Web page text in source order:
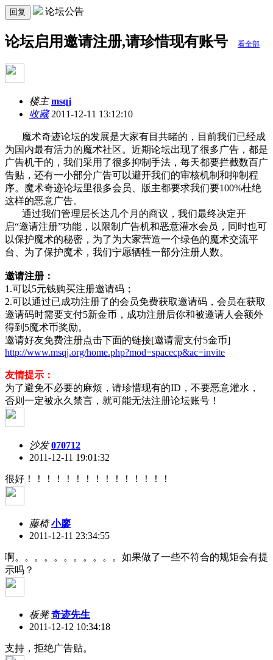
回复 论坛公告
论坛启用邀请注册,请珍惜现有账号 看全部
楼主 msqj
收藏2011-12-11 13:12:10
魔术奇迹论坛的发展是大家有目共睹的，目前我们已经成
为国内最有活力的魔术社区。近期论坛出现了很多广告，都是
广告机干的，我们采用了很多抑制手法，每天都要拦截数百广
告贴，还有一小部分广告可以避开我们的审核机制和抑制程
序。魔术奇迹论坛里很多会员、版主都要求我们要100%杜绝
这样的恶意广告。
通过我们管理层长达几个月的商议，我们最终决定开
启“邀请注册”功能，以限制广告机和恶意灌水会员，同时也可
以保护魔术的秘密，为了为大家营造一个绿色的魔术交流平
台、为了保护魔术，我们宁愿牺牲一部分注册人数。
邀请注册：
1.可以5元钱购买注册邀请码；
2.可以通过已成功注册了的会员免费获取邀请码，会员在获取
邀请码时需要支付5新金币，成功注册后你和被邀请人会额外
得到5魔术币奖励。
邀请好友免费注册点击下面的链接[邀请需支付5金币]
http://www.msqj.org/home.php?mod=spacecp&ac=invite
友情提示：
为了避免不必要的麻烦，请珍惜现有的ID，不要恶意灌水，
否则一定被永久禁言，就可能无法注册论坛账号！
沙发 070712
2011-12-11 19:01:32
很好！！！！！！！！！！！！！！！
藤椅 小廖
2011-12-11 23:34:55
啊。。。。。。。。。。。如果做了一些不符合的规矩会有提
示吗？
板凳 奇迹先生
2011-12-12 10:34:18
支持，拒绝广告贴。